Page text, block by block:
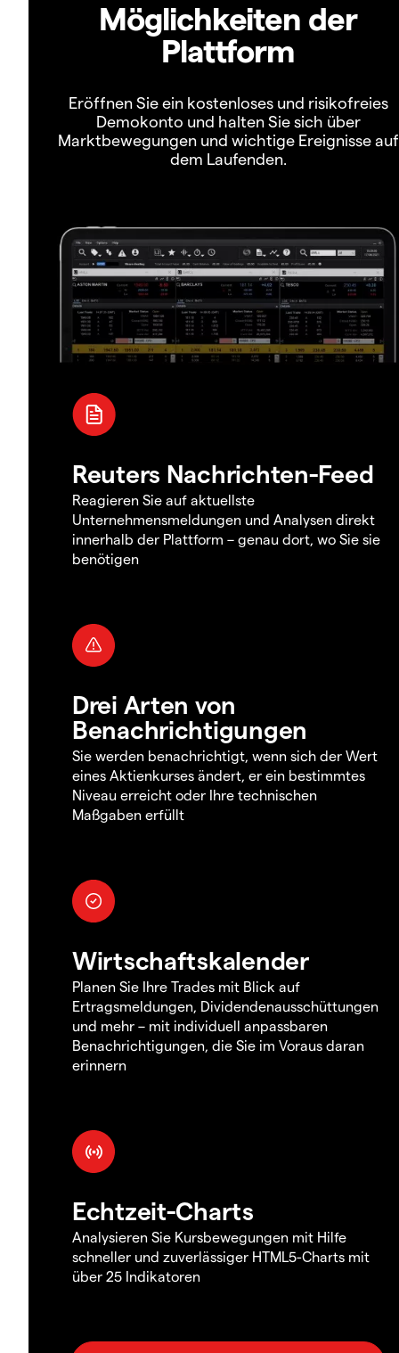
Möglichkeiten der
Plattform
Eröffnen Sie ein kostenloses und risikofreies
Demokonto und halten Sie sich über
Marktbewegungen und wichtige Ereignisse auf
dem Laufenden.
Reuters Nachrichten-Feed
Reagieren Sie auf aktuellste
Unternehmensmeldungen und Analysen direkt
innerhalb der Plattform – genau dort, wo Sie sie
benötigen
Drei Arten von
Benachrichtigungen
Sie werden benachrichtigt, wenn sich der Wert
eines Aktienkurses ändert, er ein bestimmtes
Niveau erreicht oder Ihre technischen
Maßgaben erfüllt
Wirtschaftskalender
Planen Sie Ihre Trades mit Blick auf
Ertragsmeldungen, Dividendenausschüttungen
und mehr – mit individuell anpassbaren
Benachrichtigungen, die Sie im Voraus daran
erinnern
Echtzeit-Charts
Analysieren Sie Kursbewegungen mit Hilfe
schneller und zuverlässiger HTML5-Charts mit
über 25 Indikatoren